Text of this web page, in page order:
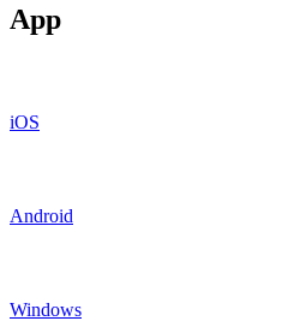
App
iOS
Android
Windows